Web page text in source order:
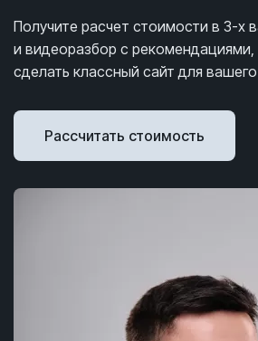
Получите расчет стоимости в 3-х
и видеоразбор с
сделать классный сайт для
Рассчитать стоимость